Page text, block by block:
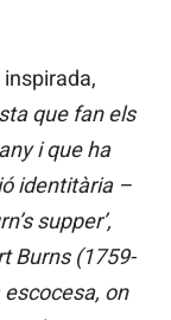
que fan els
i que ha
identitària –
supper’,
Burns (1759-
on